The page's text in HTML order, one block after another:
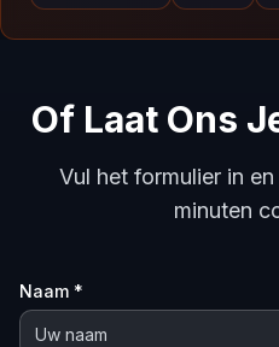
Of Laat Ons
Vul het formulier in
minuten
Naam *